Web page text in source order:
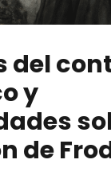
del
y
de